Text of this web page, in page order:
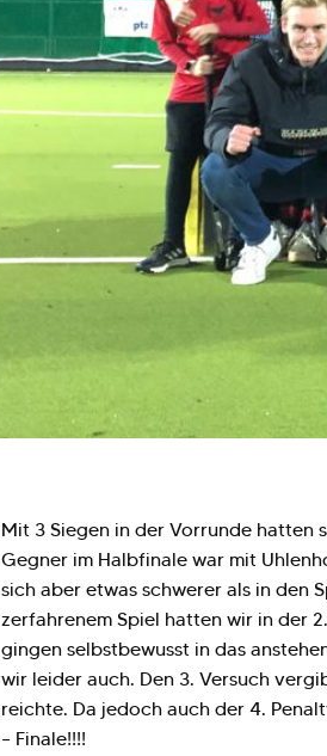
Mit 3 Siegen in der Vorrunde hatten
Gegner im Halbfinale war mit
sich aber etwas schwerer als in den
zerfahrenem Spiel hatten wir in der
gingen selbstbewusst in das
wir leider auch. Den 3. Versuch
reichte. Da jedoch auch der 4.
– Finale!!!!